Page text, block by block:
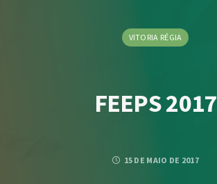
VITORIA RÉGIA
FEEPS 2017
15 DE MAIO DE 2017